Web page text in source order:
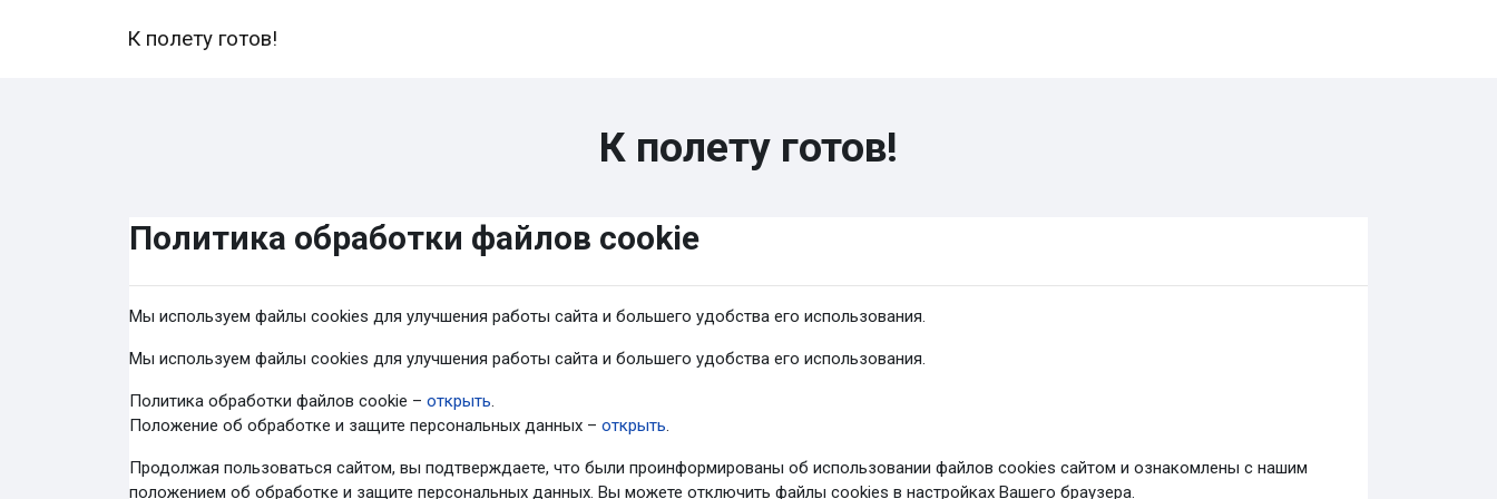
К полету готов!
К полету готов!
Политика обработки файлов cookie
Мы используем файлы cookies для улучшения работы сайта и большего удобства его использования.
Мы используем файлы cookies для улучшения работы сайта и большего удобства его использования.
Политика обработки файлов cookie – открыть.
Положение об обработке и защите персональных данных – открыть.
Продолжая пользоваться сайтом, вы подтверждаете, что были проинформированы об использовании файлов cookies сайтом и ознакомлены с нашим
положением об обработке и защите персональных данных. Вы можете отключить файлы cookies в настройках Вашего браузера.